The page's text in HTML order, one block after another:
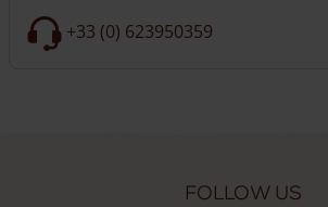
+33 (0) 623950359
Follow us